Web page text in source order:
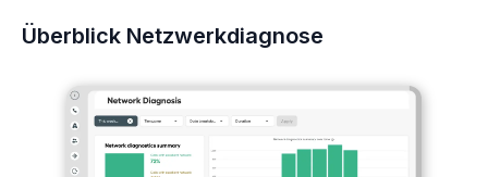
Überblick Netzwerkdiagnose